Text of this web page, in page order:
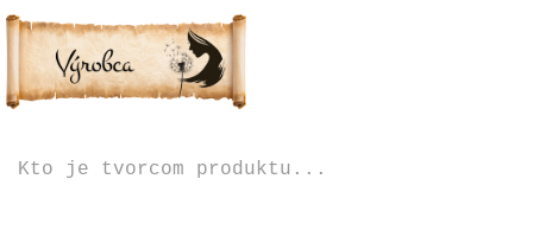
Kto je tvorcom produktu...